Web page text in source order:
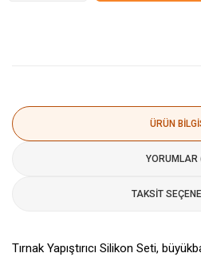
ÜRÜN
YORUMLAR
TAKSIT
Tırnak Yapıştırıcı Silikon Seti,